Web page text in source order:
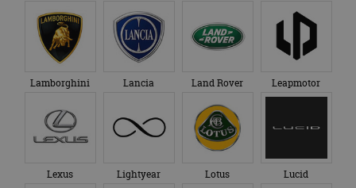
Lamborghini Lancia Land Rover Leapmotor
Lexus Lightyear Lotus Lucid